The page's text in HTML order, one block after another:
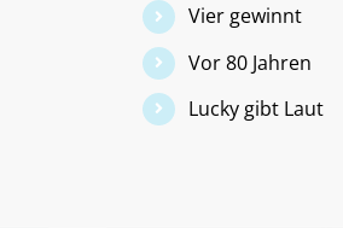
Vier gewinnt
Vor 80 Jahren
Lucky gibt Laut